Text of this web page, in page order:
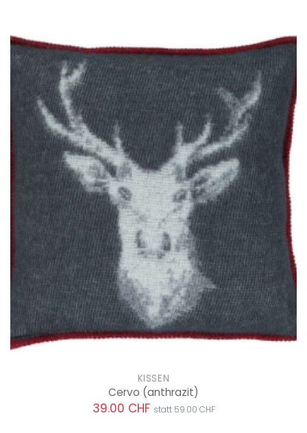
KISSEN
Cervo (anthrazit)
39.00 CHF statt 59.00 CHF